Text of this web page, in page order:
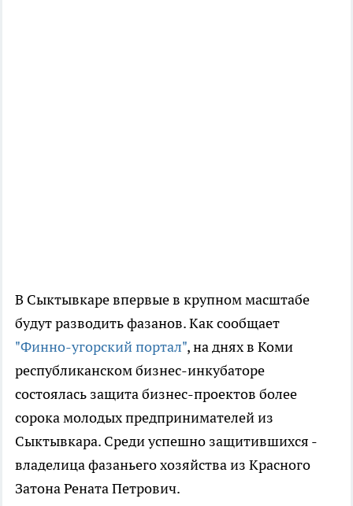
В Сыктывкаре впервые в крупном масштабе
будут разводить фазанов. Как сообщает
"Финно-угорский портал", на днях в Коми
республиканском бизнес-инкубаторе
состоялась защита бизнес-проектов более
сорока молодых предпринимателей из
Сыктывкара. Среди успешно защитившихся -
владелица фазаньего хозяйства из Красного
Затона Рената Петрович.